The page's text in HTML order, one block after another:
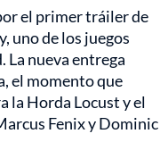
el primer tráiler de
uno de los juegos
La nueva entrega
el momento que
la Horda Locust y el
Fenix y Dominic